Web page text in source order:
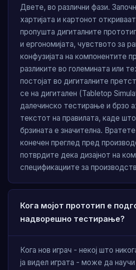
Двете, во различни фази.
хартијата и картонот
пропушта дигиталните
и ергономијата, чувството за
конфузијата на компонентите
разликите во големината или
постојат во дигиталните
се на дигитален (Tabletop
далечинско тестирање и брзо
текстот на правилата, каде
брзината е значителна.
конечен преглед пред
потврдите дека дизајнот на
спецификациите за
Кога мојот прототип е
надворешно тестирање?
Кога нов играч - некој што
ја видел играта - може да